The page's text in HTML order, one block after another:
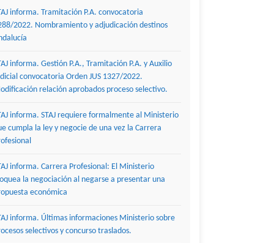
informa. Tramitación P.A. convocatoria
2022. Nombramiento y adjudicación destinos
informa. Gestión P.A., Tramitación P.A. y Auxilio
convocatoria Orden JUS 1327/2022.
relación aprobados proceso selectivo.
informa. STAJ requiere formalmente al Ministerio
cumpla la ley y negocie de una vez la Carrera
informa. Carrera Profesional: El Ministerio
la negociación al negarse a presentar una
económica
informa. Últimas informaciones Ministerio sobre
selectivos y concurso traslados.